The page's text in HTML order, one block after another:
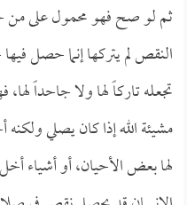
ثم لو صح فهو محمول على من
النقص لم يتركها إنما حصل
تجعله تاركاً لها ولا جاحداً
مشيئة الله إذا كان يصلي
لها بعض الأحيان، أو أشياء